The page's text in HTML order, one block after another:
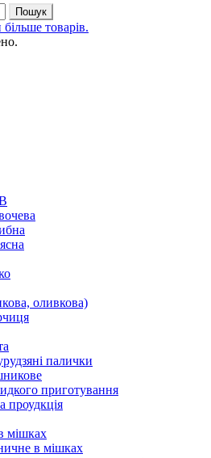
Пошук
товарів.
оливкова)
палички
приготування
проудкція
мішках
в мішках